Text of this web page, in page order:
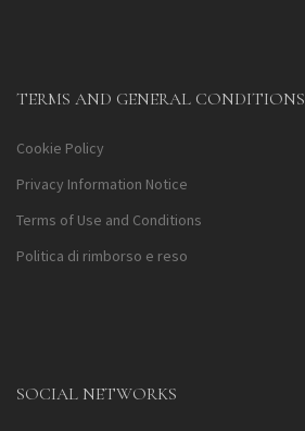
TERMS AND GENERAL CONDITIONS
Cookie Policy
Privacy Information Notice
Terms of Use and Conditions
Politica di rimborso e reso
SOCIAL NETWORKS